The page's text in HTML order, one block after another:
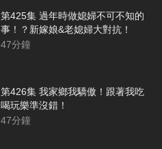
第425集 過年時做媳婦不可不知的
事！？新嫁娘&老媳婦大對抗！
47分鐘
第426集 我家鄉我驕傲！跟著我吃
喝玩樂準沒錯！
47分鐘